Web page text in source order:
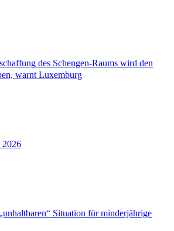
des Schengen-Raums wird den
warnt Luxemburg
2026
Situation für minderjährige